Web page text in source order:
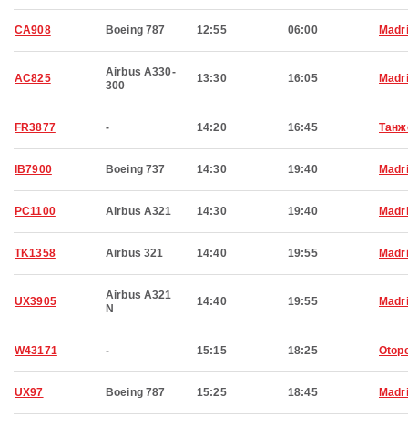
CA908 Boeing 787 12:55 06:00
AC825
Airbus A330-
300
13:30 16:05
FR3877 - 14:20 16:45
IB7900 Boeing 737 14:30 19:40
PC1100 Airbus A321 14:30 19:40
TK1358 Airbus 321 14:40 19:55
UX3905
Airbus A321
N
14:40 19:55
W43171 - 15:15 18:25
UX97 Boeing 787 15:25 18:45